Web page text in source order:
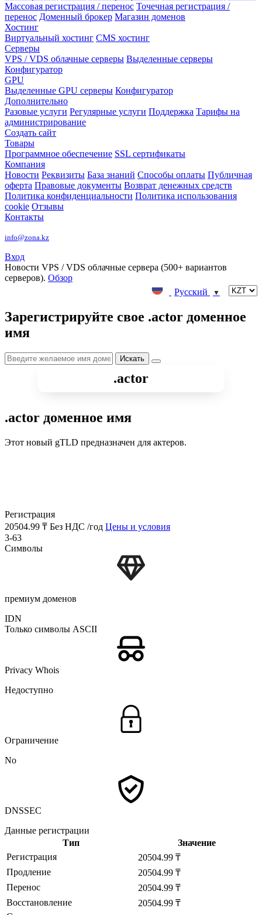
Массовая регистрация / перенос Точечная регистрация /
перенос Доменный брокер Магазин доменов
Хостинг
Виртуальный хостинг CMS хостинг
Серверы
VPS / VDS облачные серверы Выделенные серверы
Конфигуратор
GPU
Выделенные GPU серверы Конфигуратор
Дополнительно
Разовые услуги Регулярные услуги Поддержка Тарифы на
администрирование
Создать сайт
Товары
Программное обеспечение SSL сертификаты
Компания
Новости Реквизиты База знаний Способы оплаты Публичная
оферта Правовые документы Возврат денежных средств
Политика конфиденциальности Политика использования
cookie Отзывы
Контакты
info@zona.kz
Вход
Новости VPS / VDS облачные сервера (500+ вариантов
серверов). Обзор
Русский
▼
Зарегистрируйте свое .actor доменное
имя
.actor
.actor доменное имя
Этот новый gTLD предназначен для актеров.
Регистрация
20504.99 ₸ Без НДС /год Цены и условия
3-63
Символы
премиум доменов
IDN
Только символы ASCII
Privacy Whois
Недоступно
Ограничение
No
DNSSEC
Данные регистрации
Тип
Значение
Регистрация
20504.99 ₸
Продление
20504.99 ₸
Перенос
20504.99 ₸
Восстановление
20504.99 ₸